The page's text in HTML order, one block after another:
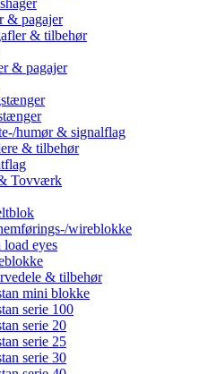
& pagajer
& tilbehør
& pagajer
humør & signalflag
& tilbehør
Tovværk
wireblokke
eyes
& tilbehør
mini blokke
serie 100
serie 20
serie 25
serie 30